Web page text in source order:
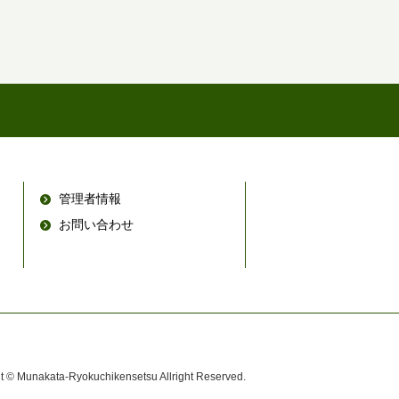
管理者情報
お問い合わせ
© Munakata-Ryokuchikensetsu Allright Reserved.